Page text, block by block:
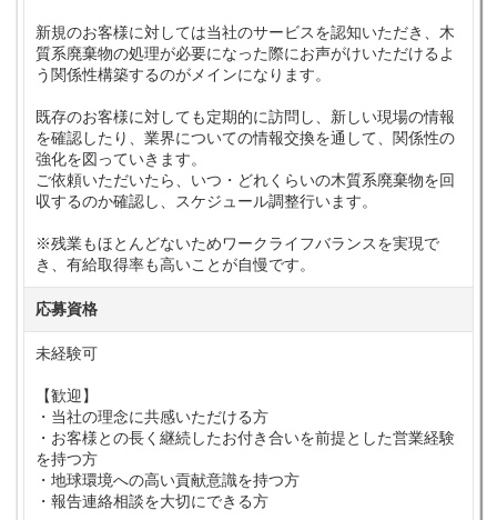
新規のお客様に対しては当社のサービスを認知いただき、木
質系廃棄物の処理が必要になった際にお声がけいただけるよ
う関係性構築するのがメインになります。
既存のお客様に対しても定期的に訪問し、新しい現場の情報
を確認したり、業界についての情報交換を通して、関係性の
強化を図っていきます。
ご依頼いただいたら、いつ・どれくらいの木質系廃棄物を回
収するのか確認し、スケジュール調整行います。
※残業もほとんどないためワークライフバランスを実現で
き、有給取得率も高いことが自慢です。
応募資格
未経験可
【歓迎】
・当社の理念に共感いただける方
・お客様との長く継続したお付き合いを前提とした営業経験
を持つ方
・地球環境への高い貢献意識を持つ方
・報告連絡相談を大切にできる方